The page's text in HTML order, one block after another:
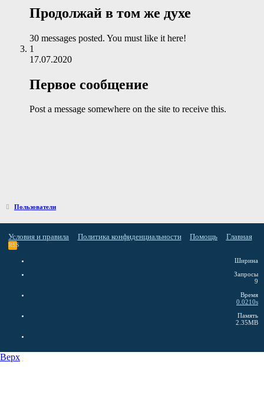
Продолжай в том же духе
30 messages posted. You must like it here!
1
17.07.2020
Первое сообщение
Post a message somewhere on the site to receive this.
Пользователи
Условия и правила Политика конфиденциальности Помощь Главная
RSS
Ширина
Запросы
9
Время
0.0210s
Память
2.35MB
Верх